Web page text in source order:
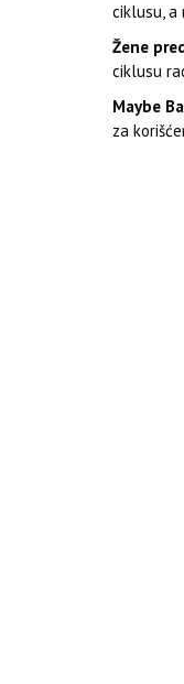
ciklusu, a
Žene
ciklusu
Maybe
za